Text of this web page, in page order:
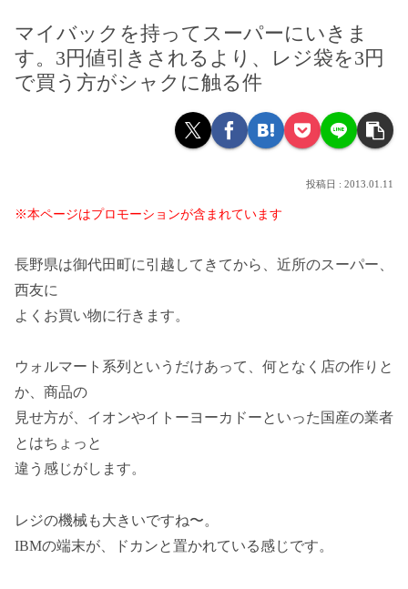
マイバックを持ってスーパーにいきま
す。3円値引きされるより、レジ袋を3円
で買う方がシャクに触る件
2013.01.11
※本ページはプロモーションが含まれています
長野県は御代田町に引越してきてから、近所のスーパー、
西友に
よくお買い物に行きます。
ウォルマート系列というだけあって、何となく店の作りと
か、商品の
見せ方が、イオンやイトーヨーカドーといった国産の業者
とはちょっと
違う感じがします。
レジの機械も大きいですね〜。
IBMの端末が、ドカンと置かれている感じです。